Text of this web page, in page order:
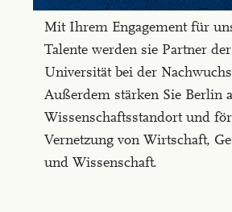
Mit Ihrem Engagement für
Talente werden sie Partner
Universität bei der
Außerdem stärken Sie Berlin
Wissenschaftsstandort und
Vernetzung von Wirtschaft,
und Wissenschaft.